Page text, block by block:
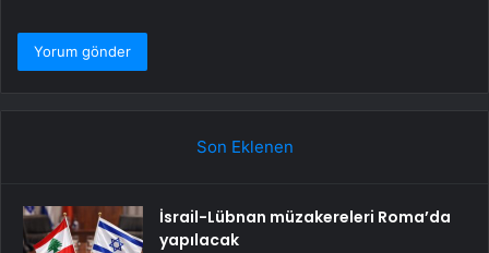
Son Eklenen
İsrail-Lübnan müzakereleri Roma’da
yapılacak